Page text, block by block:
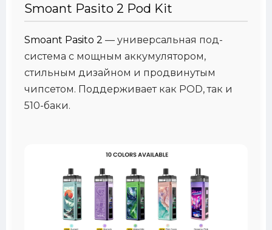
Smoant Pasito 2 Pod Kit
Smoant Pasito 2 — универсальная под-
система с мощным аккумулятором,
стильным дизайном и продвинутым
чипсетом. Поддерживает как POD, так и
510-баки.